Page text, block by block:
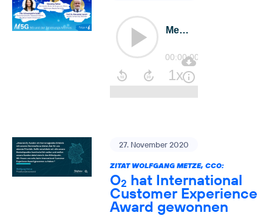
27. November 2020
ZITAT WOLFGANG METZE, CCO:
O2 hat International
Customer Experience
Award gewonnen